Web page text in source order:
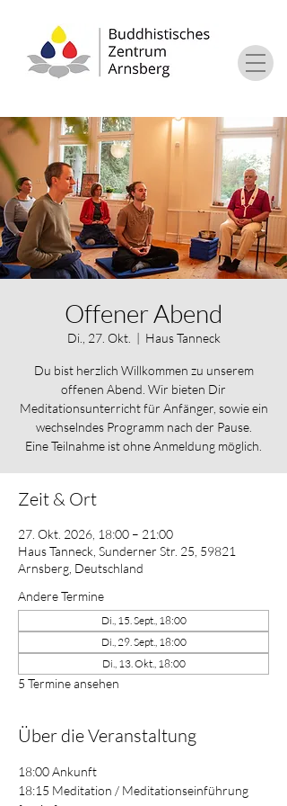
Offener Abend
Di., 27. Okt.
  |
Haus Tanneck
Du bist herzlich Willkommen zu unserem
offenen Abend. Wir bieten Dir
Meditationsunterricht für Anfänger, sowie ein
wechselndes Programm nach der Pause.
Eine Teilnahme ist ohne Anmeldung möglich.
Zeit & Ort
27. Okt. 2026, 18:00 – 21:00
Haus Tanneck, Sunderner Str. 25, 59821
Arnsberg, Deutschland
Andere Termine
Di., 15. Sept., 18:00
Di., 29. Sept., 18:00
Di., 13. Okt., 18:00
5 Termine ansehen
Über die Veranstaltung
18:00 Ankunft
18:15 Meditation / Meditationseinführung